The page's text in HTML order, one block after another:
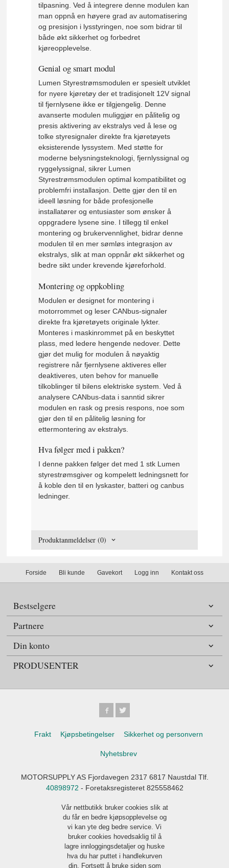
tilpasning. Ved å integrere denne modulen kan
man oppnå en høyere grad av automatisering
og presisjon i lysstyringen, noe som bidrar til
både økt sikkerhet og forbedret
kjøreopplevelse.
Genial og smart modul
Lumen Styrestrømsmodulen er spesielt utviklet
for nyere kjøretøy der et tradisjonelt 12V signal
til fjernlysene ikke er tilgjengelig. Denne
avanserte modulen muliggjør en pålitelig og
presis aktivering av ekstralys ved å lese og
tolke styresignaler direkte fra kjøretøyets
eksisterende lyssystem. Med støtte for
moderne belysningsteknologi, fjernlyssignal og
ryggelyssignal, sikrer Lumen
Styrestrømsmodulen optimal kompatibilitet og
problemfri installasjon. Dette gjør den til en
ideell løsning for både profesjonelle
installatører og entusiaster som ønsker å
oppgradere lysene sine. I tillegg til enkel
montering og brukervennlighet, bidrar denne
modulen til en mer sømløs integrasjon av
ekstralys, slik at man oppnår økt sikkerhet og
bedre sikt under krevende kjøreforhold.
Montering og oppkobling
Modulen er designet for montering i
motorrommet og leser CANbus-signaler
direkte fra kjøretøyets originale lykter.
Monteres i maskinrommet på en beskyttet
plass, med ledere hengende nedover. Dette
gjør det mulig for modulen å nøyaktig
registrere når fjernlysene aktiveres eller
deaktiveres, uten behov for manuelle
tilkoblinger til bilens elektriske system. Ved å
analysere CANbus-data i sanntid sikrer
modulen en rask og presis respons, noe som
gjør den til en pålitelig løsning for
ettermontering av ekstralys.
Hva følger med i pakken?
I denne pakken følger det med 1 stk Lumen
styrestrømsgiver og kompelett ledningsnett for
å koble den til en lyskaster, batteri og canbus
ledninger.
Produktanmeldelser (0)
Forside Bli kunde Gavekort Logg inn Kontakt oss
Bestselgere
Partnere
Din konto
PRODUSENTER
Frakt Kjøpsbetingelser Sikkerhet og personvern
Nyhetsbrev
MOTORSUPPLY AS Fjordavegen 2317 6817 Naustdal Tlf.
40898972 - Foretaksregisteret 825558462
Vår nettbutikk bruker cookies slik at
du får en bedre kjøpsopplevelse og
vi kan yte deg bedre service. Vi
bruker cookies hovedsaklig til å
lagre innloggingsdetaljer og huske
hva du har puttet i handlekurven
din. Fortsett å bruke siden som